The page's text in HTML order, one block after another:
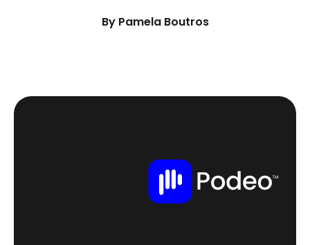
By Pamela Boutros